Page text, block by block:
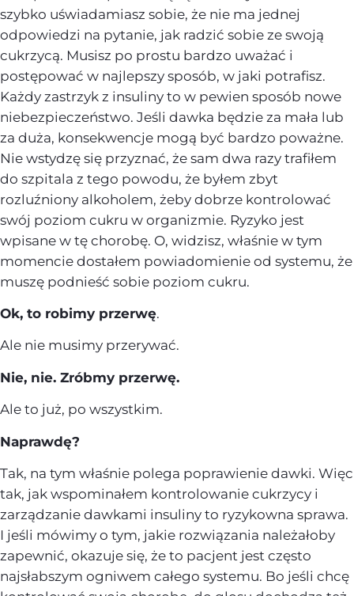
szybko uświadamiasz sobie, że nie ma jednej
odpowiedzi na pytanie, jak radzić sobie ze swoją
cukrzycą. Musisz po prostu bardzo uważać i
postępować w najlepszy sposób, w jaki potrafisz.
Każdy zastrzyk z insuliny to w pewien sposób nowe
niebezpieczeństwo. Jeśli dawka będzie za mała lub
za duża, konsekwencje mogą być bardzo poważne.
Nie wstydzę się przyznać, że sam dwa razy trafiłem
do szpitala z tego powodu, że byłem zbyt
rozluźniony alkoholem, żeby dobrze kontrolować
swój poziom cukru w organizmie. Ryzyko jest
wpisane w tę chorobę. O, widzisz, właśnie w tym
momencie dostałem powiadomienie od systemu, że
muszę podnieść sobie poziom cukru.
Ok, to robimy przerwę.
Ale nie musimy przerywać.
Nie, nie. Zróbmy przerwę.
Ale to już, po wszystkim.
Naprawdę?
Tak, na tym właśnie polega poprawienie dawki. Więc
tak, jak wspominałem kontrolowanie cukrzycy i
zarządzanie dawkami insuliny to ryzykowna sprawa.
I jeśli mówimy o tym, jakie rozwiązania należałoby
zapewnić, okazuje się, że to pacjent jest często
najsłabszym ogniwem całego systemu. Bo jeśli chcę